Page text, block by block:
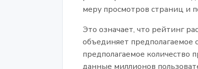
меру просмотров страниц и
Это означает, что рейтинг
объединяет предполагаемое
предполагаемое количество
данные миллионов